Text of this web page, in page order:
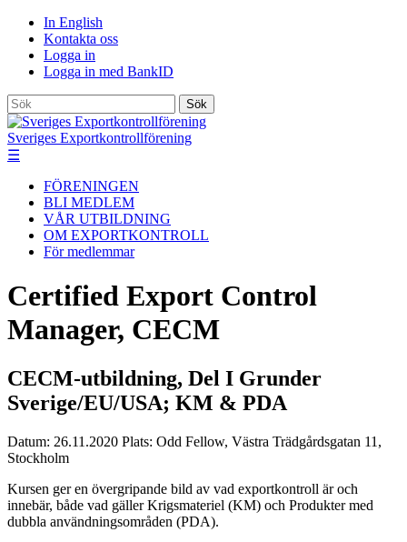
In English
Kontakta oss
Logga in
Logga in med BankID
Sök
Sveriges Exportkontrollförening
☰
FÖRENINGEN
BLI MEDLEM
VÅR UTBILDNING
OM EXPORTKONTROLL
För medlemmar
Certified Export Control
Manager, CECM
CECM-utbildning, Del I Grunder
Sverige/EU/USA; KM & PDA
Datum: 26.11.2020 Plats: Odd Fellow, Västra Trädgårdsgatan 11,
Stockholm
Kursen ger en övergripande bild av vad exportkontroll är och
innebär, både vad gäller Krigsmateriel (KM) och Produkter med
dubbla användningsområden (PDA).